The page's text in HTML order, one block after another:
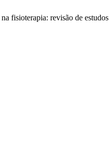
fisioterapia: revisão de